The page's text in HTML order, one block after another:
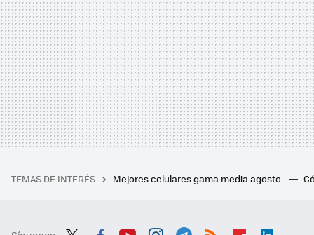
TEMAS DE INTERÉS Mejores celulares gama media agosto